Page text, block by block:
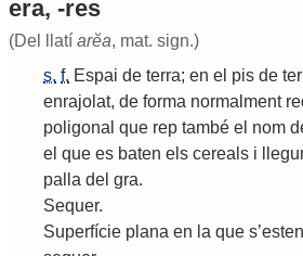
era, -res
(Del llatí arĕa, mat. sign.)
s. f. Espai de terra; en el pis de
enrajolat, de forma normalment
poligonal que rep també el nom
el que es baten els cereals i
palla del gra.
Sequer.
Superfície plana en la que s’